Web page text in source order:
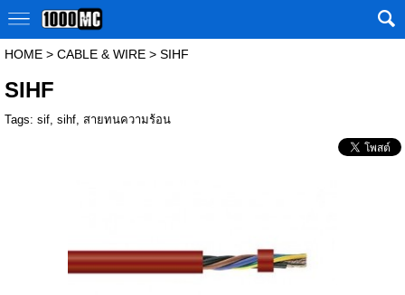
HOME> CABLE & WIRE> SIHF
SIHF
Tags: sif, sihf, สายทนความร้อน